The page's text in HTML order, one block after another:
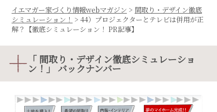
イエマガー家づくり情報webマガジン > 間取り・デザイン徹底
シミュレーション！ > 44）プロジェクターとテレビは併用が正
解？【徹底シミュレーション！ PR記事】
「 間取り・デザイン徹底シミュレーショ
ン！」 バックナンバー